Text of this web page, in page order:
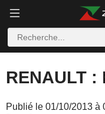
RENAULT :
Publié le 01/10/2013 à